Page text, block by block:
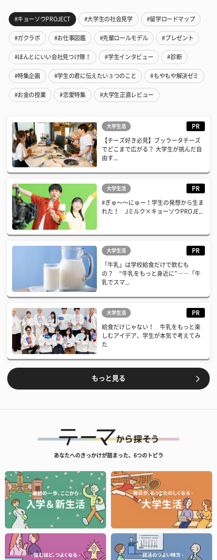
#キョーソウPROJECT #大学生の社会見学 #留学ロードマップ
#ガクラボ #お仕事図鑑 #先輩ロールモデル #プレゼント
#ほんとにいい会社見つけ隊！ #学生インタビュー #診断
#特集企画 #学生の君に伝えたい３つのこと #もやもや解決ゼミ
#お金の授業 #恋愛特集 #大学生正直レビュー
大学生活 PR
【チーズ好き必見】ブッラータチーズ
でどこまで広がる？ 大学生が挑んだ自
由す...
大学生活 PR
#ぎゅ〜〜にゅー！学生の発想から生ま
れた！ Jミルク×キョーソウPROJE...
大学生活 PR
「牛乳」は学校給食だけで飲むも
の？ “牛乳をもっと身近に”――「牛
乳でスマ...
大学生活 PR
給食だけじゃない！ 牛乳をもっと楽
しむアイデア、学生が本気で考えてみ
た
もっと見る
あなたへのきっかけが詰まった、6つのトビラ